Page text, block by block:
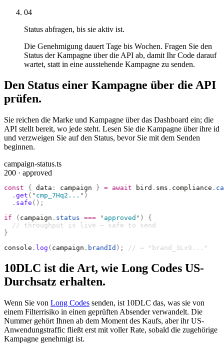
04
Status abfragen, bis sie aktiv ist.
Die Genehmigung dauert Tage bis Wochen. Fragen Sie den
Status der Kampagne über die API ab, damit Ihr Code darauf
wartet, statt in eine ausstehende Kampagne zu senden.
Den Status einer Kampagne über die API
prüfen.
Sie reichen die Marke und Kampagne über das Dashboard ein; die
API stellt bereit, wo jede steht. Lesen Sie die Kampagne über ihre id
und verzweigen Sie auf den Status, bevor Sie mit dem Senden
beginnen.
campaign-status.ts
200 · approved
const { data : campaign } = await bird . sms . compliance .
  .
get ( " cmp_7Hq2... " )
  .
safe ();
if ( campaign . status === " approved " )
{
  // throughput is live — safe to send
}
console . log ( campaign . brandId ); // → "brand_3Lx9..."
10DLC ist die Art, wie Long Codes US-
Durchsatz erhalten.
Wenn Sie von Long Codes senden, ist 10DLC das, was sie von
einem Filterrisiko in einen geprüften Absender verwandelt. Die
Nummer gehört Ihnen ab dem Moment des Kaufs, aber ihr US-
Anwendungstraffic fließt erst mit voller Rate, sobald die zugehörige
Kampagne genehmigt ist.